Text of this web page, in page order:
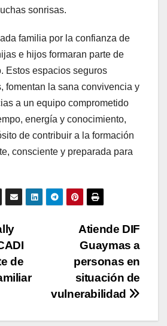
sonrisas.
familia por la confianza de
e hijos formaran parte de
Estos espacios seguros
fomentan la sana convivencia y
a un equipo comprometido
energía y conocimiento,
de contribuir a la formación
consciente y preparada para
Atiende DIF
Guaymas a
personas en
situación de
vulnerabilidad
de